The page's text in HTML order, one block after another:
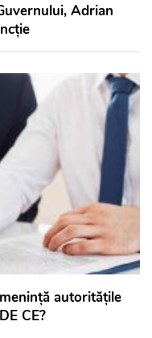
Adrian
autoritățile
CE?